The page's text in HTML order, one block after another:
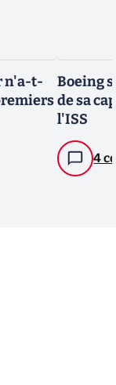
n'a-t-
Boeing
de sa
l'ISS
4